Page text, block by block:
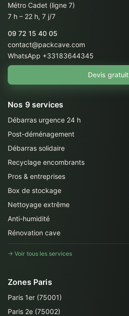
Métro Cadet (ligne 7)
7 h – 22 h, 7 j/7
09 72 15 40 05
contact@packcave.com
WhatsApp +33183644345
Devis gratuit
Nos 9 services
Débarras urgence 24 h
Post-déménagement
Débarras solidaire
Recyclage encombrants
Pros & entreprises
Box de stockage
Nettoyage extrême
Anti-humidité
Rénovation cave
→ Voir tous les services
Zones Paris
Paris 1er (75001)
Paris 2e (75002)